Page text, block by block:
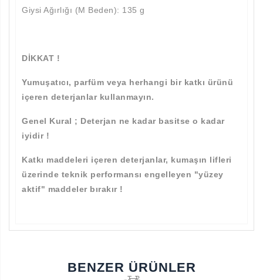
Giysi Ağırlığı (M Beden): 135 g
DİKKAT !
Yumuşatıcı, parfüm veya herhangi bir katkı ürünü
içeren deterjanlar kullanmayın.
Genel Kural ; Deterjan ne kadar basitse o kadar
iyidir !
Katkı maddeleri içeren deterjanlar, kumaşın lifleri
üzerinde teknik performansı engelleyen "yüzey
aktif" maddeler bırakır !
BENZER ÜRÜNLER